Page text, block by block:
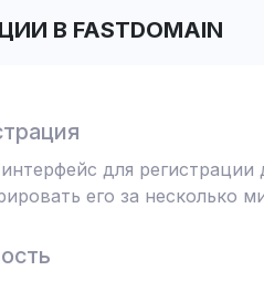
В FASTDOMAIN
интерфейс для
его за несколько